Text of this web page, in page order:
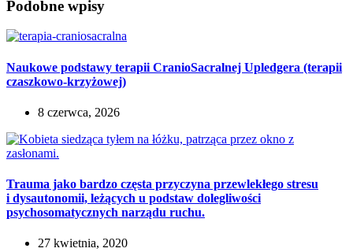
Podobne wpisy
Naukowe podstawy terapii CranioSacralnej Upledgera (terapii
czaszkowo-krzyżowej)
8 czerwca, 2026
Trauma jako bardzo częsta przyczyna przewlekłego stresu
i dysautonomii, leżących u podstaw dolegliwości
psychosomatycznych narządu ruchu.
27 kwietnia, 2020